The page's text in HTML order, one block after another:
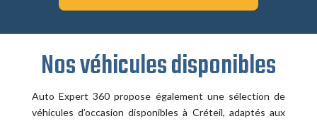
Nos véhicules disponibles
Auto Expert 360 propose également une sélection de
véhicules d’occasion disponibles à Créteil, adaptés aux